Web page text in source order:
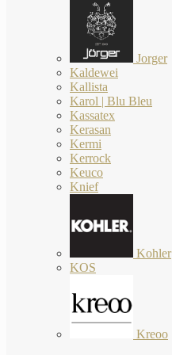
Jorger
Kaldewei
Kallista
Karol | Blu Bleu
Kassatex
Kerasan
Kermi
Kerrock
Keuco
Knief
Kohler
KOS
Kreoo